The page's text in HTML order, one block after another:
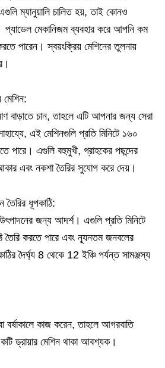
ম্যানুয়ালি চালিত হয়, তাই কোনও
মেকানিজম ব্যবহার করে আপনি কম
পারেন। স্বয়ংক্রিয় মেশিনের তুলনায়
মেশিন:
বাড়াতে চান, তাহলে এটি আপনার জন্য সেরা
এই মেশিনগুলি প্রতি মিনিটে ১৬০
পারে। এগুলি বহুমুখী, গ্রাহকের পছন্দের
এবং নকশা তৈরির সুযোগ করে দেয়।
তৈরির ধূপকাঠি:
জন্য আদর্শ। এগুলি প্রতি মিনিটে
করতে পারে এবং ন্যূনতম জনবলের
দৈর্ঘ্য 8 থেকে 12 ইঞ্চি পর্যন্ত সামঞ্জস্য
বর্ষাকালে কাজ করেন, তাহলে আগরবাতি
ড্রায়ার মেশিন থাকা আবশ্যক।